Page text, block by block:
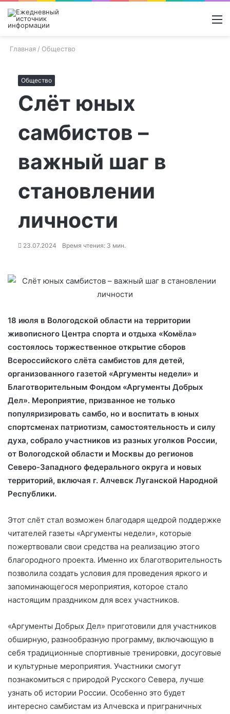
Поиск
Switch
Главная / Общество
Общество
Слёт юных
самбистов –
важный шаг в
становлении
личности
23.07.2024 Время чтения: 3 мин.
18 июля в Вологодской области на территории
живописного Центра спорта и отдыха «Комёла»
состоялось торжественное открытие сборов
Всероссийского слёта самбистов для детей,
организованного газетой «Аргументы недели» и
Благотворительным Фондом «Аргументы Добрых
Дел». Мероприятие, призванное не только
популяризировать самбо, но и воспитать в юных
спортсменах патриотизм, самостоятельность и силу
духа, собрало участников из разных уголков России,
от Вологодской области и Москвы до регионов
Северо-Западного федерального округа и новых
территорий, включая г. Алчевск Луганской Народной
Республики.
Этот слёт стал возможен благодаря щедрой поддержке
читателей газеты «Аргументы недели», которые
пожертвовали свои средства на реализацию этого
благородного проекта. Именно их благотворительность
позволила создать условия для проведения яркого и
запоминающегося мероприятия, которое стало
настоящим праздником для всех участников.
«Аргументы Добрых Дел» приготовили для участников
обширную, разнообразную программу, включающую в
себя традиционные спортивные тренировки, досуговые
и культурные мероприятия. Участники смогут
познакомиться с природой Русского Севера, лучше
узнать об истории России. Особенно это будет
интересно самбистам из Алчевска и приграничных